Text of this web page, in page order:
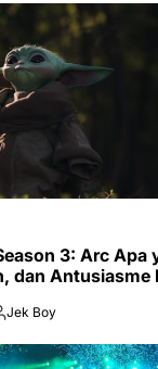
3: Arc Apa
dan Antusiasme
Jek Boy